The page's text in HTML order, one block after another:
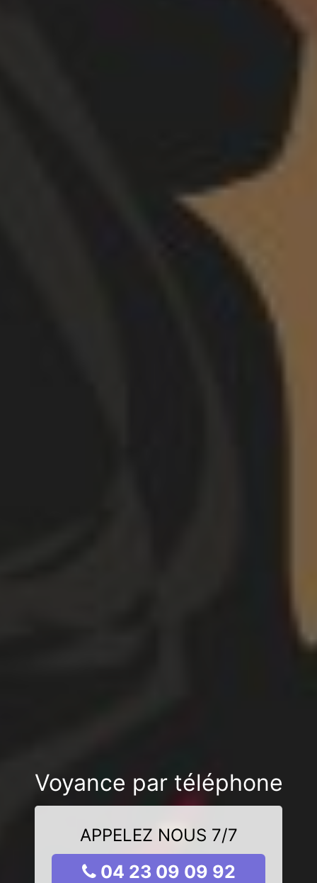
Voyance par téléphone
APPELEZ NOUS 7/7
04 23 09 09 92